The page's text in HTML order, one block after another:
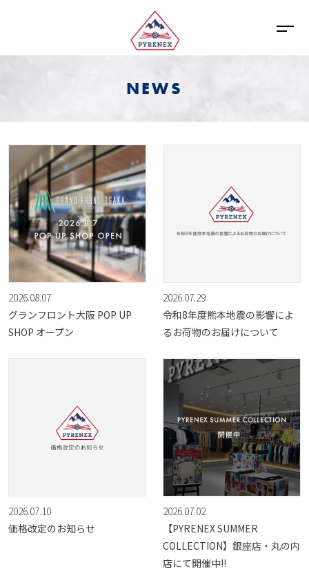
NEWS
2026.08.07
グランフロント大阪 POP UP
SHOP オープン
2026.07.29
令和8年度熊本地震の影響によ
るお荷物のお届けについて
2026.07.10
価格改定のお知らせ
2026.07.02
【PYRENEX SUMMER
COLLECTION】銀座店・丸の内
店にて開催中!!